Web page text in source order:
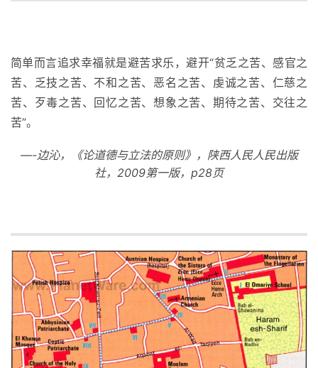
简单而言追求幸福就是避苦求乐，避开“贫乏之苦、感官之
苦、乏技之苦、不和之苦、恶名之苦、虔诚之苦、仁慈之
苦、歹毒之苦、回忆之苦、想象之苦、期待之苦、交往之
苦”。
—-边沁，《论道德与立法的原则》，陕西人民人民出版
社，2009第一版，p28页